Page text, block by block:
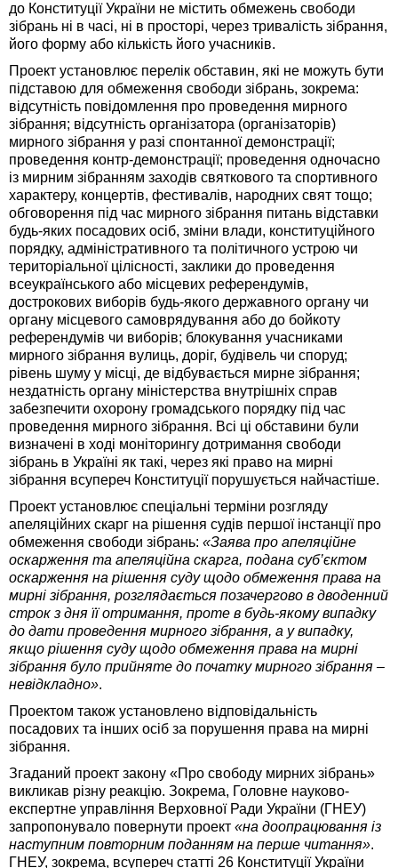
до Конституції України не містить обмежень свободи
зібрань ні в часі, ні в просторі, через тривалість зібрання,
його форму або кількість його учасників.
Проект установлює перелік обставин, які не можуть бути
підставою для обмеження свободи зібрань, зокрема:
відсутність повідомлення про проведення мирного
зібрання; відсутність організатора (організаторів)
мирного зібрання у разі спонтанної демонстрації;
проведення контр-демонстрації; проведення одночасно
із мирним зібранням заходів святкового та спортивного
характеру, концертів, фестивалів, народних свят тощо;
обговорення під час мирного зібрання питань відставки
будь-яких посадових осіб, зміни влади, конституційного
порядку, адміністративного та політичного устрою чи
територіальної цілісності, заклики до проведення
всеукраїнського або місцевих референдумів,
дострокових виборів будь-якого державного органу чи
органу місцевого самоврядування або до бойкоту
референдумів чи виборів; блокування учасниками
мирного зібрання вулиць, доріг, будівель чи споруд;
рівень шуму у місці, де відбувається мирне зібрання;
нездатність органу міністерства внутрішніх справ
забезпечити охорону громадського порядку під час
проведення мирного зібрання. Всі ці обставини були
визначені в ході моніторингу дотримання свободи
зібрань в Україні як такі, через які право на мирні
зібрання всупереч Конституції порушується найчастіше.
Проект установлює спеціальні терміни розгляду
апеляційних скарг на рішення судів першої інстанції про
обмеження свободи зібрань: «Заява про апеляційне
оскарження та апеляційна скарга, подана суб’єктом
оскарження на рішення суду щодо обмеження права на
мирні зібрання, розглядається позачергово в дводенний
строк з дня її отримання, проте в будь-якому випадку
до дати проведення мирного зібрання, а у випадку,
якщо рішення суду щодо обмеження права на мирні
зібрання було прийняте до початку мирного зібрання –
невідкладно».
Проектом також установлено відповідальність
посадових та інших осіб за порушення права на мирні
зібрання.
Згаданий проект закону «Про свободу мирних зібрань»
викликав різну реакцію. Зокрема, Головне науково-
експертне управління Верховної Ради України (ГНЕУ)
запропонувало повернути проект «на доопрацювання із
наступним повторним поданням на перше читання».
ГНЕУ, зокрема, всупереч статті 26 Конституції України